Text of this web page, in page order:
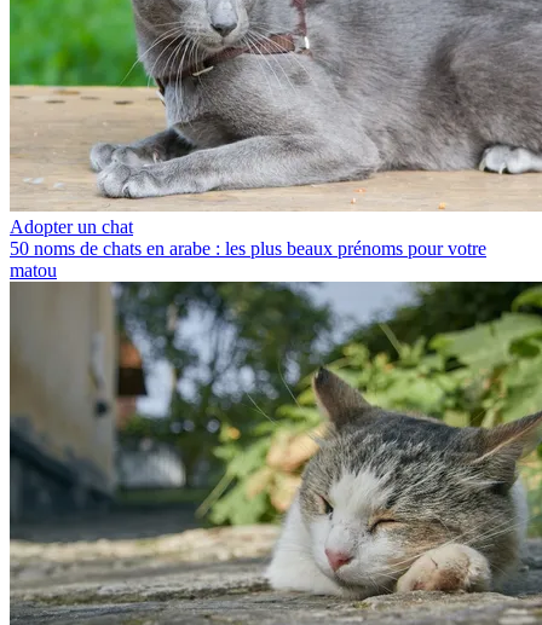
Adopter un chat
50 noms de chats en arabe : les plus beaux prénoms pour votre
matou